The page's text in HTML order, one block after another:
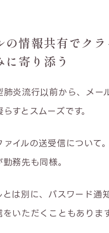
の情報共有でク
に寄り添う
肺炎流行以前から、メー
すとスムーズです。
ァイルの送受信について
務先も同様。
とは別に、パスワード通
いただくこともあります